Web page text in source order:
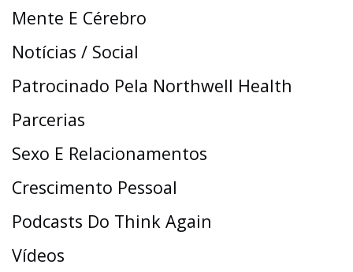
Mente E Cérebro
Notícias / Social
Patrocinado Pela Northwell Health
Parcerias
Sexo E Relacionamentos
Crescimento Pessoal
Podcasts Do Think Again
Vídeos